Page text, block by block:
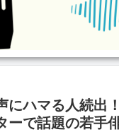
にハマる人続出
ーで話題の若手